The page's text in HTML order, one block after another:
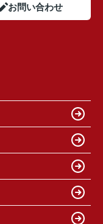
お問い合わせ